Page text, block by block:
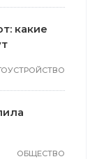
какие
ОБЩЕСТВО